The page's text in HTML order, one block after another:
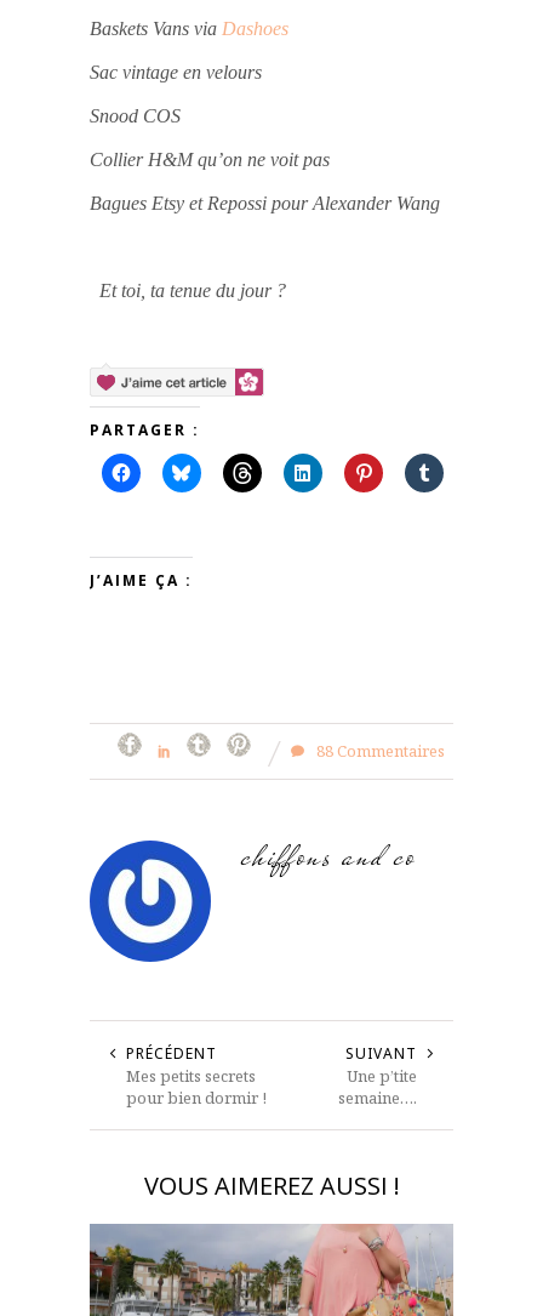
Baskets Vans via Dashoes
Sac vintage en velours
Snood COS
Collier H&M qu’on ne voit pas
Bagues Etsy et Repossi pour Alexander Wang
Et toi, ta tenue du jour ?
PARTAGER :
J’AIME ÇA :
88 Commentaires
chiffons and co
PRÉCÉDENT
Mes petits secrets
pour bien dormir !
SUIVANT
Une p’tite
semaine….
VOUS AIMEREZ AUSSI !